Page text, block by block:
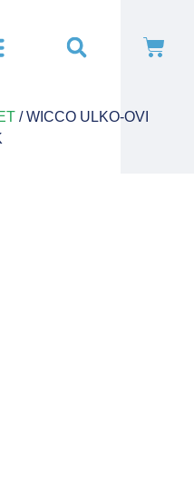
/ WICCO ULKO-OVI